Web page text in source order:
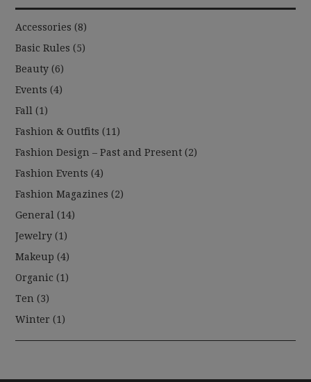
Accessories (8)
Basic Rules (5)
Beauty (6)
Events (4)
Fall (1)
Fashion & Outfits (11)
Fashion Design – Past and Present (2)
Fashion Events (4)
Fashion Magazines (2)
General (14)
Jewelry (1)
Makeup (4)
Organic (1)
Ten (3)
Winter (1)